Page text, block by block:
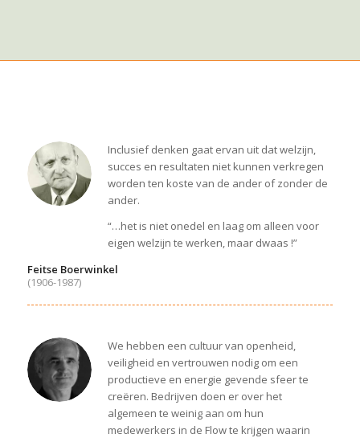
Inclusief denken gaat ervan uit dat welzijn,
succes en resultaten niet kunnen verkregen
worden ten koste van de ander of zonder de
ander.
“…het is niet onedel en laag om alleen voor
eigen welzijn te werken, maar dwaas !”
Feitse Boerwinkel
(1906-1987)
We hebben een cultuur van openheid,
veiligheid en vertrouwen nodig om een
productieve en energie gevende sfeer te
creëren. Bedrijven doen er over het
algemeen te weinig aan om hun
medewerkers in de Flow te krijgen waarin